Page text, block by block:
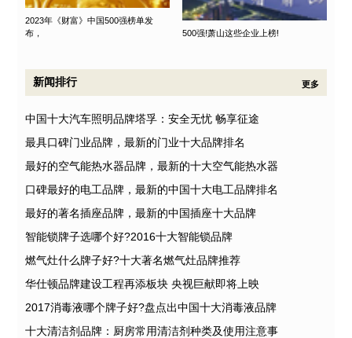
2023年《财富》中国500强榜单发
布，
500强!萧山这些企业上榜!
新闻排行 更多
中国十大汽车照明品牌塔孚：安全无忧 畅享征途
最具口碑门业品牌，最新的门业十大品牌排名
最好的空气能热水器品牌，最新的十大空气能热水器
口碑最好的电工品牌，最新的中国十大电工品牌排名
最好的著名插座品牌，最新的中国插座十大品牌
智能锁牌子选哪个好?2016十大智能锁品牌
燃气灶什么牌子好?十大著名燃气灶品牌推荐
华仕顿品牌建设工程再添板块 央视巨献即将上映
2017消毒液哪个牌子好?盘点出中国十大消毒液品牌
十大清洁剂品牌：厨房常用清洁剂种类及使用注意事